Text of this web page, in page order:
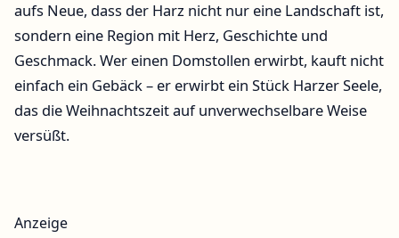
aufs Neue, dass der Harz nicht nur eine Landschaft ist,
sondern eine Region mit Herz, Geschichte und
Geschmack. Wer einen Domstollen erwirbt, kauft nicht
einfach ein Gebäck – er erwirbt ein Stück Harzer Seele,
das die Weihnachtszeit auf unverwechselbare Weise
versüßt.
Anzeige